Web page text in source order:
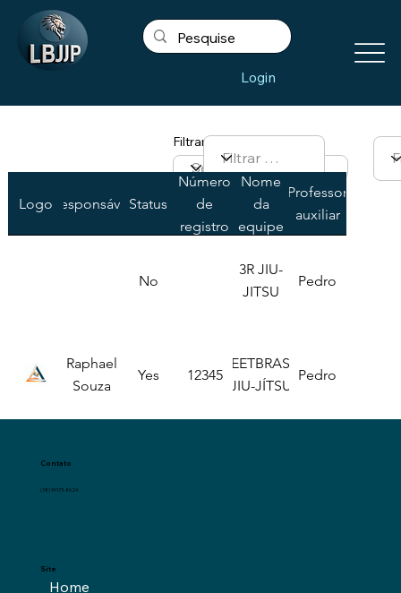
Login
Filtrar por Team Name
Logo ResponsávelStatus
Número
de
registro
Nome
da
equipe
Professor
auxiliar
No
3R JIU-
JITSU
Pedro
Raphael
Souza
Yes 12345
CEETBRASIL
JIU-JÍTSU
Pedro
Contato
(38) 99173-8624
Site
Home